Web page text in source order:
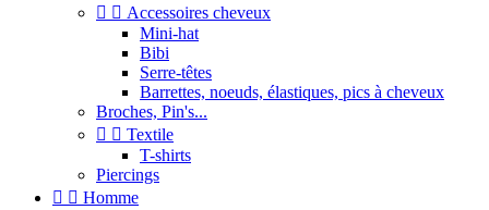
  Accessoires cheveux
Mini-hat
Bibi
Serre-têtes
Barrettes, noeuds, élastiques, pics à cheveux
Broches, Pin's...
  Textile
T-shirts
Piercings
  Homme